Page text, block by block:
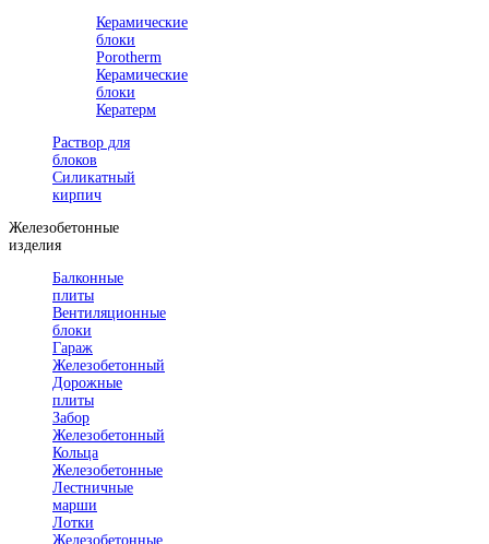
Керамические
блоки
Porotherm
Керамические
блоки
Кератерм
Раствор для
блоков
Силикатный
кирпич
Железобетонные
изделия
Балконные
плиты
Вентиляционные
блоки
Гараж
Железобетонный
Дорожные
плиты
Забор
Железобетонный
Кольца
Железобетонные
Лестничные
марши
Лотки
Железобетонные